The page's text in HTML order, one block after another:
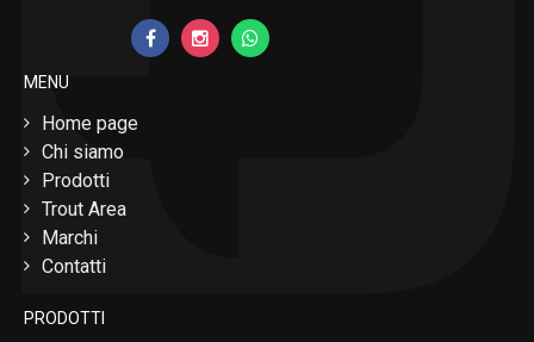
MENU
Home page
Chi siamo
Prodotti
Trout Area
Marchi
Contatti
PRODOTTI